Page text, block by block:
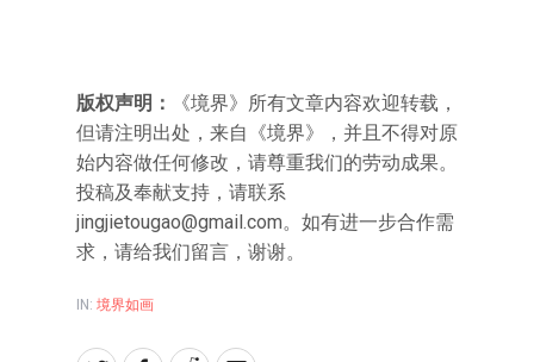
版权声明：
《境界》所有文章内容欢迎转载，
但请注明出处，来自《境界》，并且不得对原
始内容做任何修改，请尊重我们的劳动成果。
投稿及奉献支持，请联系
jingjietougao@gmail.com。如有进一步合作需
求，请给我们留言，谢谢。
IN: 境界如画